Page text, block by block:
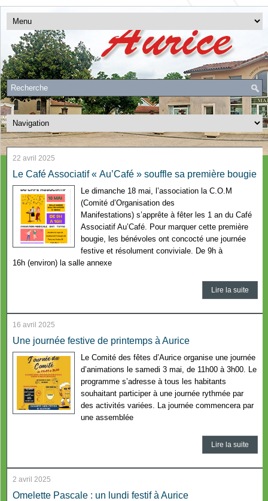
22 avril 2025
Le Café Associatif « Au’Café » souffle sa première bougie
Le dimanche 18 mai, l’association la C.O.M
(Comité d’Organisation des
Manifestations) s’apprête à fêter les 1 an du Café
Associatif Au’Café. Pour marquer cette première
bougie, les bénévoles ont concocté une journée
festive et résolument conviviale. De 9h à
16h (environ) la salle annexe
Lire la suite
16 avril 2025
Une journée festive de printemps à Aurice
Le Comité des fêtes d’Aurice organise une journée
d’animations le samedi 3 mai, de 11h00 à 3h00. Le
programme s’adresse à tous les habitants
souhaitant participer à une journée rythmée par
des activités variées. La journée commencera par
une assemblée
Lire la suite
2 avril 2025
Omelette Pascale : un lundi festif à Aurice